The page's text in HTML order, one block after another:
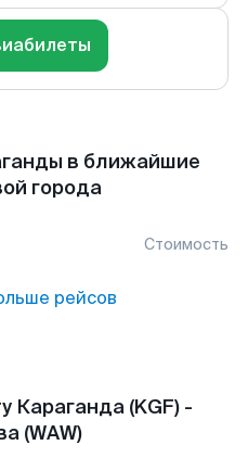
в ближайшие
города
Стоимость
рейсов
Караганда (KGF) -
(WAW)